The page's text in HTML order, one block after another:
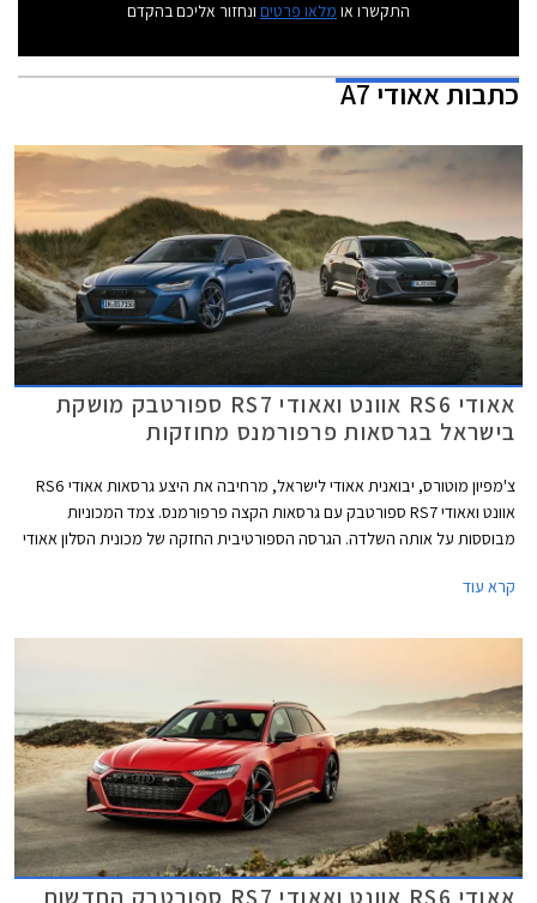
התקשרו או מלאו פרטים ונחזור אליכם בהקדם
כתבותאאודי A7
אאודי RS6 אוונט ואאודי RS7 ספורטבק מושקת
בישראל בגרסאות פרפורמנס מחוזקות
צ'מפיון מוטורס, יבואנית אאודי לישראל, מרחיבה את היצע גרסאות אאודי RS6
אוונט ואאודי RS7 ספורטבק עם גרסאות הקצה פרפורמנס. צמד המכוניות
מבוססות על אותה השלדה. הגרסה הספורטיבית החזקה של מכונית הסלון אאודי
קרא עוד
אאודי RS6 אוונט ואאודי RS7 ספורטבק החדשות